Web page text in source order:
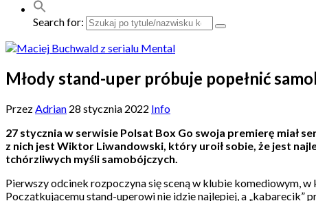
Search for:
Młody stand-uper próbuje popełnić
PrzezAdrian 28 stycznia 2022 Info
27 stycznia w serwisie Polsat Box Go swoja premierę miał
z nich jest Wiktor Liwandowski, który uroił sobie, że jest
tchórzliwych myśli samobójczych.
Pierwszy odcinek rozpoczyna się sceną w klubie komediowym,
Początkującemu stand-uperowi nie idzie najlepiej, a